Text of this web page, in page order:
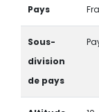
Pays
Sous-
division
de pays